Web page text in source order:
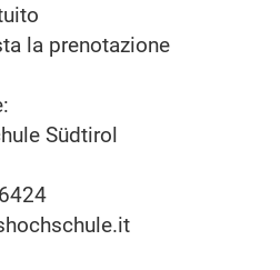
la prenotazione
Südtirol